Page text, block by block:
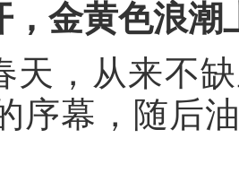
，金黄色浪潮
天，从来不
序幕，随后